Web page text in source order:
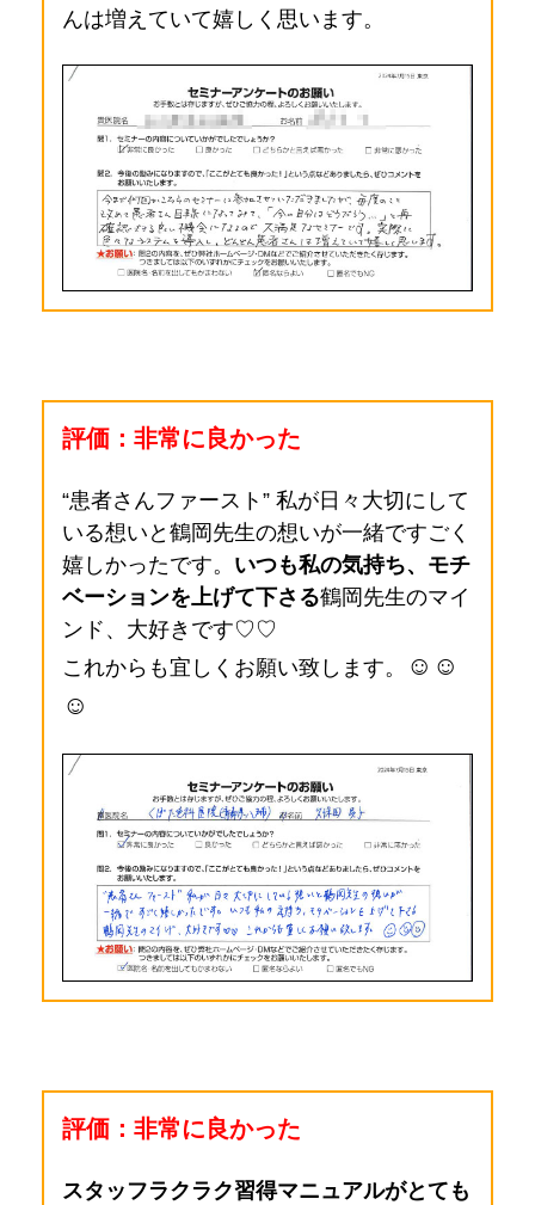
んは増えていて嬉しく思います。
評価：非常に良かった
“患者さんファースト” 私が日々大切にして
いる想いと鶴岡先生の想いが一緒ですごく
嬉しかったです。 いつも私の気持ち、モチ
ベーションを上げて下さる鶴岡先生のマイ
ンド、大好きです♡♡
これからも宜しくお願い致します。
☺☺
☺
評価：非常に良かった
スタッフラクラク習得マニュアルがとても